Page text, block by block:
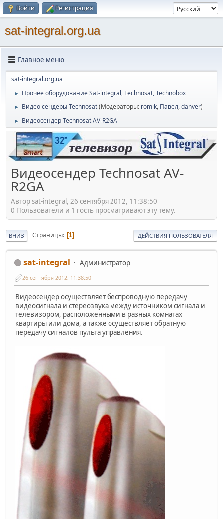
Войти Регистрация
sat-integral.org.ua
Главное меню
sat-integral.org.ua
► Прочее оборудование Sat-integral, Technosat, Technobox
► Видео сендеры Technosat(Модераторы: romik, Павел,danver)
► Видеосендер Technosat AV-R2GA
Видеосендер Technosat AV-
R2GA
Автор sat-integral, 26 сентября 2012, 11:38:50
0 Пользователи и 1 гость просматривают эту тему.
ВНИЗ Страницы 1 ДЕЙСТВИЯ ПОЛЬЗОВАТЕЛЯ
sat-integral Администратор
26 сентября 2012, 11:38:50
Видеосендер осуществляет беспроводную передачу
видеосигнала и стереозвука между источником сигнала и
телевизором, расположенными в разных комнатах
квартиры или дома, а также осуществляет обратную
передачу сигналов пульта управления.